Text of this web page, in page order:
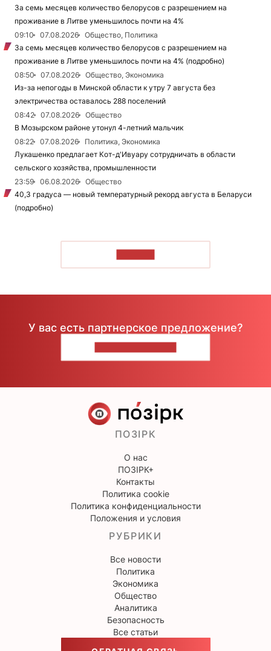
За семь месяцев количество белорусов с разрешением на
проживание в Литве уменьшилось почти на 4%
09:10
07.08.2026
Общество, Политика
За семь месяцев количество белорусов с разрешением на
проживание в Литве уменьшилось почти на 4% (подробно)
08:50
07.08.2026
Общество, Экономика
Из-за непогоды в Минской области к утру 7 августа без
электричества оставалось 288 поселений
08:42
07.08.2026
Общество
В Мозырском районе утонул 4-летний мальчик
08:22
07.08.2026
Политика, Экономика
Лукашенко предлагает Кот-д'Ивуару сотрудничать в области
сельского хозяйства, промышленности
23:59
06.08.2026
Общество
40,3 градуса — новый температурный рекорд августа в Беларуси
(подробно)
У вас есть партнерское предложение?
ПОЗІРК
О нас
ПОЗІРК+
Контакты
Политика cookie
Политика конфиденциальности
Положения и условия
РУБРИКИ
Все новости
Политика
Экономика
Общество
Аналитика
Безопасность
Все статьи